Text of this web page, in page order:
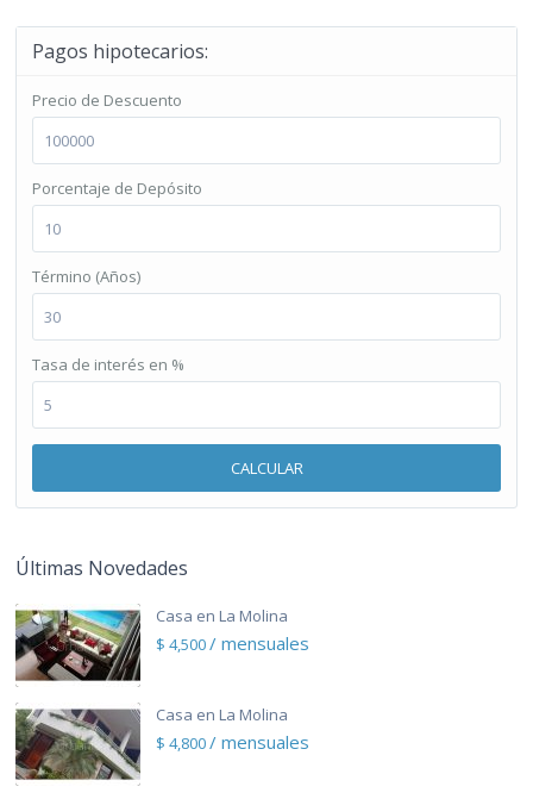
Pagos hipotecarios:
Precio de Descuento
Porcentaje de Depósito
Término (Años)
Tasa de interés en %
CALCULAR
Últimas Novedades
Casa en La Molina
$ 4,500/ mensuales
Casa en La Molina
$ 4,800/ mensuales